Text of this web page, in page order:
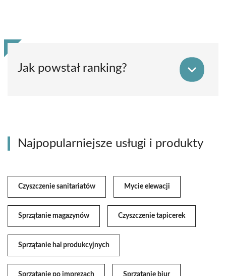
Jak powstał ranking?
Najpopularniejsze usługi i produkty
Czyszczenie sanitariatów Mycie elewacji
Sprzątanie magazynów Czyszczenie tapicerek
Sprzątanie hal produkcyjnych
Sprzątanie po imprezach Sprzątanie biur